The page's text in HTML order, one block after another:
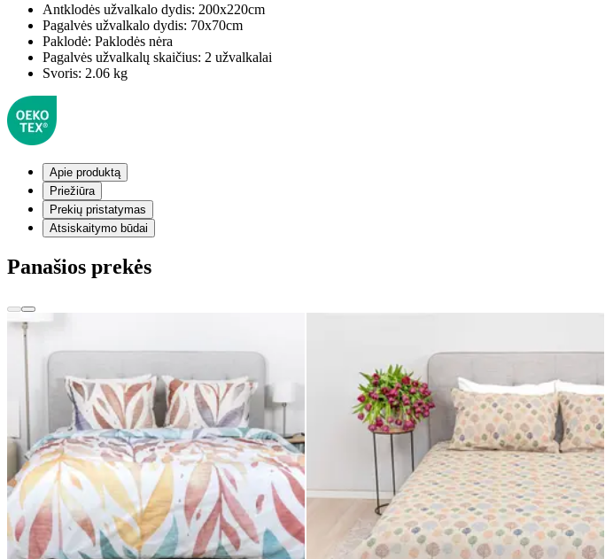
Antklodės užvalkalo dydis: 200x220cm
Pagalvės užvalkalo dydis: 70x70cm
Paklodė: Paklodės nėra
Pagalvės užvalkalų skaičius: 2 užvalkalai
Svoris: 2.06 kg
Apie produktą
Priežiūra
Prekių pristatymas
Atsiskaitymo būdai
Panašios prekės